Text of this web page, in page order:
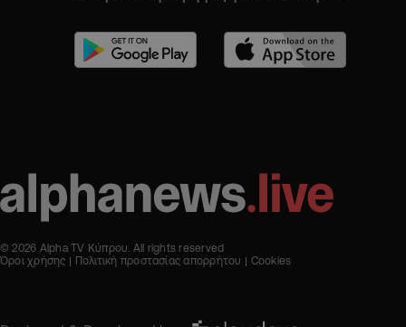
© 2026 Alpha TV Κύπρου. All rights reserved
Όροι χρήσης
Πολιτική προστασίας απορρήτου Cookies